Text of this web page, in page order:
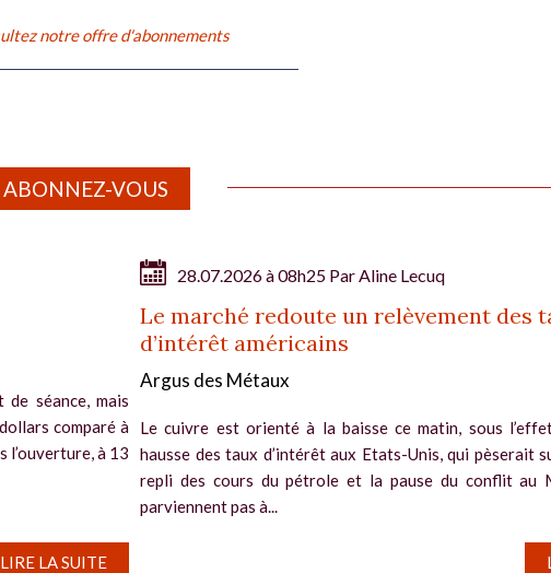
notre offre d'abonnements
ABONNEZ-VOUS
séance, mais
comparé à
l’ouverture, à 13
LIRE LA SUITE
28.07.2026 à 08h25 Par Aline Lecuq
Le marché redoute un relèvement des
d’intérêt américains
Argus des Métaux
Le cuivre est orienté à la baisse ce matin, sous
hausse des taux d’intérêt aux Etats-Unis, qui pèserait
repli des cours du pétrole et la pause du conflit au
parviennent pas à...